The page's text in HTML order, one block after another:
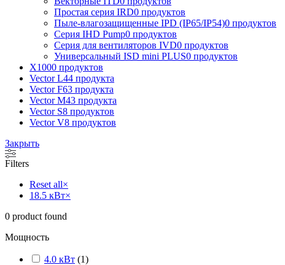
Простая серия IRD0 продуктов
Пыле-влагозащищенные IPD (IP65/IP54)0 продуктов
Серия IHD Pump0 продуктов
Серия для вентиляторов IVD0 продуктов
Универсальный ISD mini PLUS0 продуктов
X1000 продуктов
Vector L44 продукта
Vector F63 продукта
Vector M43 продукта
Vector S8 продуктов
Vector V8 продуктов
Закрыть
Filters
Reset all×
18.5 кВт×
0 product found
Мощность
4.0 кВт (1)